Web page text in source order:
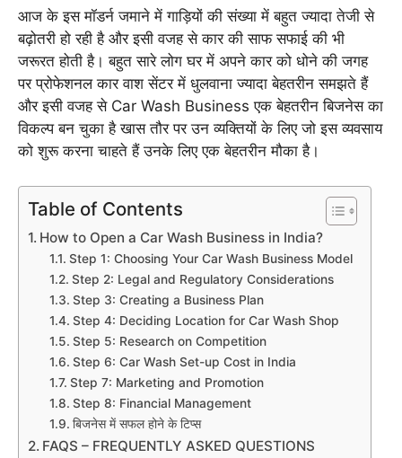
आज के इस मॉडर्न जमाने में गाड़ियों की संख्या में बहुत ज्यादा तेजी से
बढ़ोतरी हो रही है और इसी वजह से कार की साफ सफाई की भी
जरूरत होती है। बहुत सारे लोग घर में अपने कार को धोने की जगह
पर प्रोफेशनल कार वाश सेंटर में धुलवाना ज्यादा बेहतरीन समझते हैं
और इसी वजह से Car Wash Business एक बेहतरीन बिजनेस का
विकल्प बन चुका है खास तौर पर उन व्यक्तियों के लिए जो इस व्यवसाय
को शुरू करना चाहते हैं उनके लिए एक बेहतरीन मौका है।
Table of Contents
How to Open a Car Wash Business in India?
Step 1: Choosing Your Car Wash Business Model
Step 2: Legal and Regulatory Considerations
Step 3: Creating a Business Plan
Step 4: Deciding Location for Car Wash Shop
Step 5: Research on Competition
Step 6: Car Wash Set-up Cost in India
Step 7: Marketing and Promotion
Step 8: Financial Management
बिजनेस में सफल होने के टिप्स
FAQS – FREQUENTLY ASKED QUESTIONS